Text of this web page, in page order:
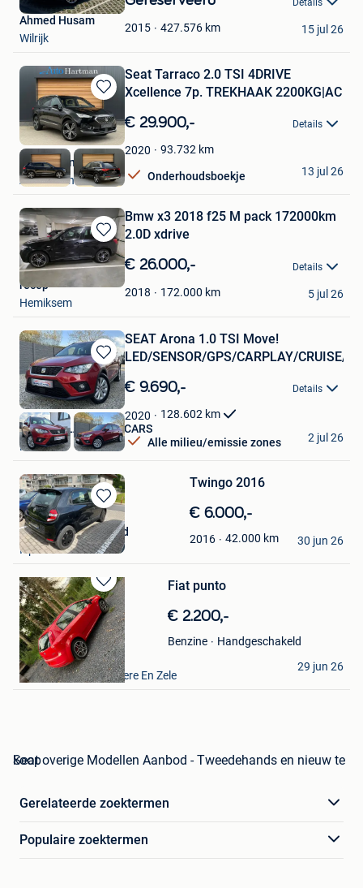
Mijn
Favorieten2015 427.576 km
Ahmed Husam
Wilrijk
15 jul 26
Bewaren
in
Mijn
Favorieten
Seat Tarraco 2.0 TSI 4DRIVE
Xcellence 7p. TREKHAAK 2200KG|AC
€ 29.900,- Details
2020 93.732 km
Onderhoudsboekje
Auto Hartman B.V.
Antwerpen
13 jul 26
Bewaren
in
Mijn
Favorieten
Bmw x3 2018 f25 M pack 172000km
2.0D xdrive
€ 26.000,- Details
2018 172.000 km
recep
Hemiksem
5 jul 26
Bewaren
in
Mijn
Favorieten
SEAT Arona 1.0 TSI Move!
LED/SENSOR/GPS/CARPLAY/CRUISE/
€ 9.690,- Details
2020 128.602 km
Alle milieu/emissie zones
SPRL KISLALI EURO CARS
Hensies
2 jul 26
Bewaren
in
Mijn
Favorieten
Twingo 2016
€ 6.000,-
2016 42.000 km
Mahmoud Mohmmad
Ieper
30 jun 26
Bewaren
in
Mijn
Favorieten
Fiat punto
€ 2.200,-
Benzine
Handgeschakeld
Mirac Ates
Lokeren+Deel Overmere En Zele
29 jun 26
Seat overige Modellen Aanbod - Tweedehands en nieuw te koop
Gerelateerde zoektermen
Populaire zoektermen